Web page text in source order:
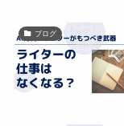
ブログ